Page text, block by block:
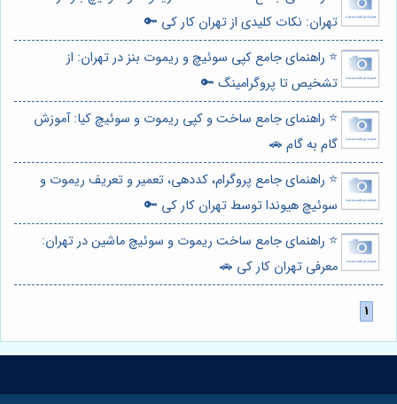
تهران: نکات کلیدی از تهران کار کی 🔑
⭐️ راهنمای جامع کپی سوئیچ و ریموت بنز در تهران: از
تشخیص تا پروگرامینگ 🔑
⭐️ راهنمای جامع ساخت و کپی ریموت و سوئیچ کیا: آموزش
گام به گام 🚗
⭐️ راهنمای جامع پروگرام، کددهی، تعمیر و تعریف ریموت و
سوئیچ هیوندا توسط تهران کار کی 🔑
⭐️ راهنمای جامع ساخت ریموت و سوئیچ ماشین در تهران:
معرفی تهران کار کی 🚗